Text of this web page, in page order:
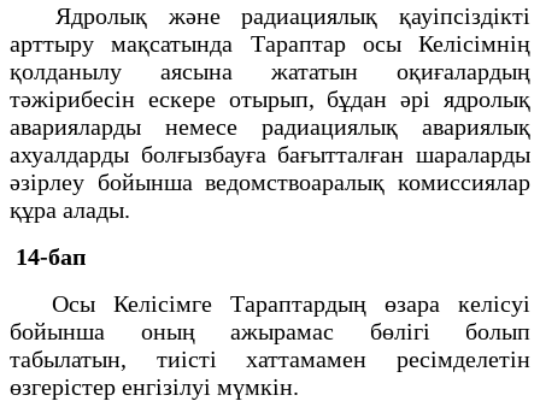
Ядролық және радиациялық қауіпсіздікті
арттыру мақсатында Тараптар осы Келісімнің
қолданылу аясына жататын оқиғалардың
тәжірибесін ескере отырып, бұдан әрі ядролық
аварияларды немесе радиациялық авариялық
ахуалдарды болғызбауға бағытталған шараларды
әзірлеу бойынша ведомствоаралық комиссиялар
құра алады.
14-бап
Осы Келісімге Тараптардың өзара келісуі
бойынша оның ажырамас бөлігі болып
табылатын, тиісті хаттамамен ресімделетін
өзгерістер енгізілуі мүмкін.